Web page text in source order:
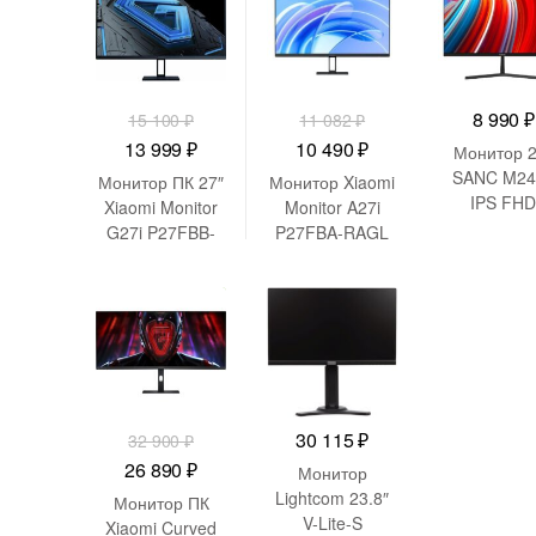
15 100₽
Первоначальная
цена
составляла
15
13 999₽Текущая
цена:
13
999 ₽.
Монитор ПК 27″
Xiaomi Monitor
G27i P27FBB-
11 082₽
Первоначальная
цена
составляла
11
10 490₽Текущая
цена:
10
490 ₽.
Монитор Xiaomi
Monitor A27i
P27FBA-RAGL
8 990₽
Монитор
SANC
IPS FHD
32 900₽
Первоначальная
цена
составляла
26 890₽Текущая
цена:
26
Монитор ПК
Xiaomi Curved
30 115₽
Монитор
Lightcom 23.8″
V-Lite-S